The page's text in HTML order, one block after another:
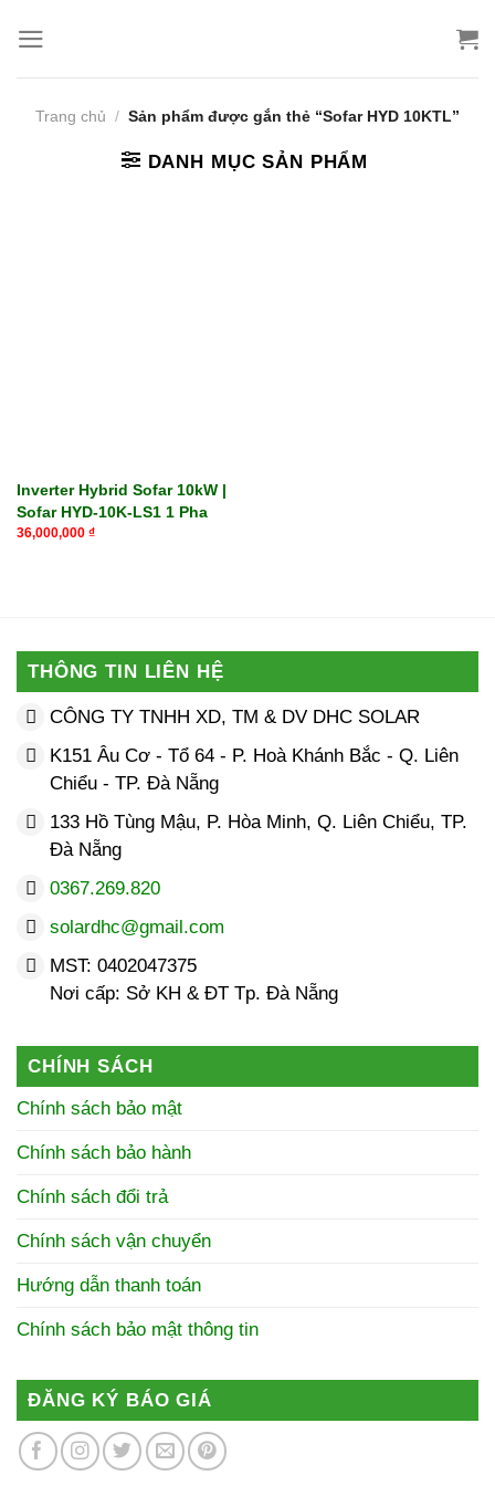
qua
nội
Trang chủ / Sản phẩm được gắn thẻ “Sofar HYD 10KTL”
DANH MỤC SẢN PHẨM
Inverter Hybrid Sofar 10kW |
Sofar HYD-10K-LS1 1 Pha
36,000,000 ₫
THÔNG TIN LIÊN HỆ
CÔNG TY TNHH XD, TM & DV DHC SOLAR
K151 Âu Cơ - Tổ 64 - P. Hoà Khánh Bắc - Q. Liên
Chiểu - TP. Đà Nẵng
133 Hồ Tùng Mậu, P. Hòa Minh, Q. Liên Chiểu, TP.
Đà Nẵng
0367.269.820
solardhc@gmail.com
MST: 0402047375
Nơi cấp: Sở KH & ĐT Tp. Đà Nẵng
CHÍNH SÁCH
Chính sách bảo mật
Chính sách bảo hành
Chính sách đổi trả
Chính sách vận chuyển
Hướng dẫn thanh toán
Chính sách bảo mật thông tin
ĐĂNG KÝ BÁO GIÁ